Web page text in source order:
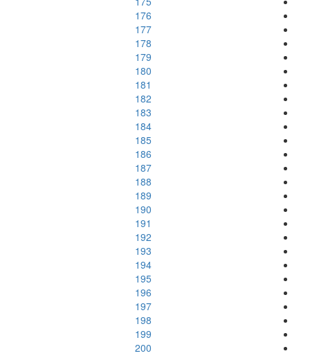
176
177
178
179
180
181
182
183
184
185
186
187
188
189
190
191
192
193
194
195
196
197
198
199
200